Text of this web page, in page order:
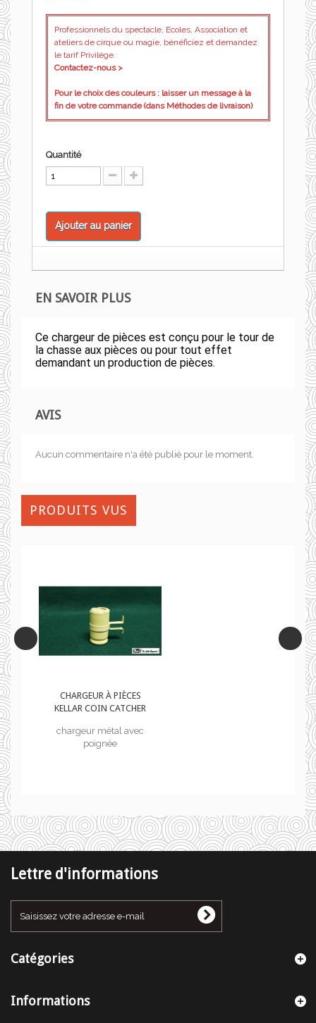
Professionnels du spectacle, Ecoles, Association et
ateliers de cirque ou magie, bénéficiez et demandez
le tarif Privilège.
Contactez-nous >
Pour le choix des couleurs : laisser un message à la
fin de votre commande (dans Méthodes de livraison)
Quantité
Ajouter au panier
EN SAVOIR PLUS
Ce chargeur de pièces est conçu pour le tour de
la chasse aux pièces ou pour tout effet
demandant un production de pièces.
AVIS
Aucun commentaire n'a été publié pour le moment.
PRODUITS VUS
CHARGEUR À PIÈCES
KELLAR COIN CATCHER
chargeur métal avec
poignée
Lettre d'informations
Catégories
Informations